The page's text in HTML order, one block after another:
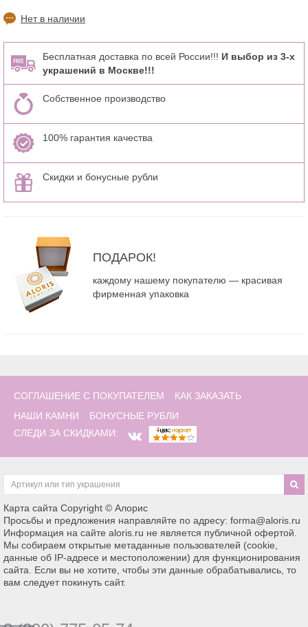
Нет в наличии
Бесплатная доставка по всей России!!! И выбор из 3-х
украшений в Москве!!!
Собственное производство
100% гарантия качества
Скидки и бонусные рубли
ПОДАРОК!
каждому нашему покупателю — красивая
фирменная упаковка
СОГЛАШЕНИЕ С ПОКУПАТЕЛЕМ
КАК ЗАКАЗАТЬ
НАШИ КАМНИ
БОНУСНЫЕ РУБЛИ
СЛЕДИ ЗА СКИДКАМИ:
Карта сайта Copyright © Алорис
Просьбы и предложения направляйте по адресу: forma@aloris.ru
Информация на сайте aloris.ru не является публичной офертой.
Мы собираем открытые метаданные пользователей (cookie,
данные об IP-адресе и местоположении) для функционирования
сайта. Если вы не хотите, чтобы эти данные обрабатывались, то
вам следует покинуть сайт.